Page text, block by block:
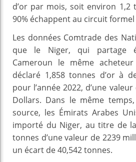
d’or par mois, soit environ
90% échappent au circuit formel
Les données Comtrade des
que le Niger, qui partage
Cameroun le même
déclaré 1,858 tonnes d’or à
pour l’année 2022, d’une
Dollars. Dans le même
source, les Émirats Arabes
importé du Niger, au titre de
tonnes d’une valeur de 2239
un écart de 40,542 tonnes.